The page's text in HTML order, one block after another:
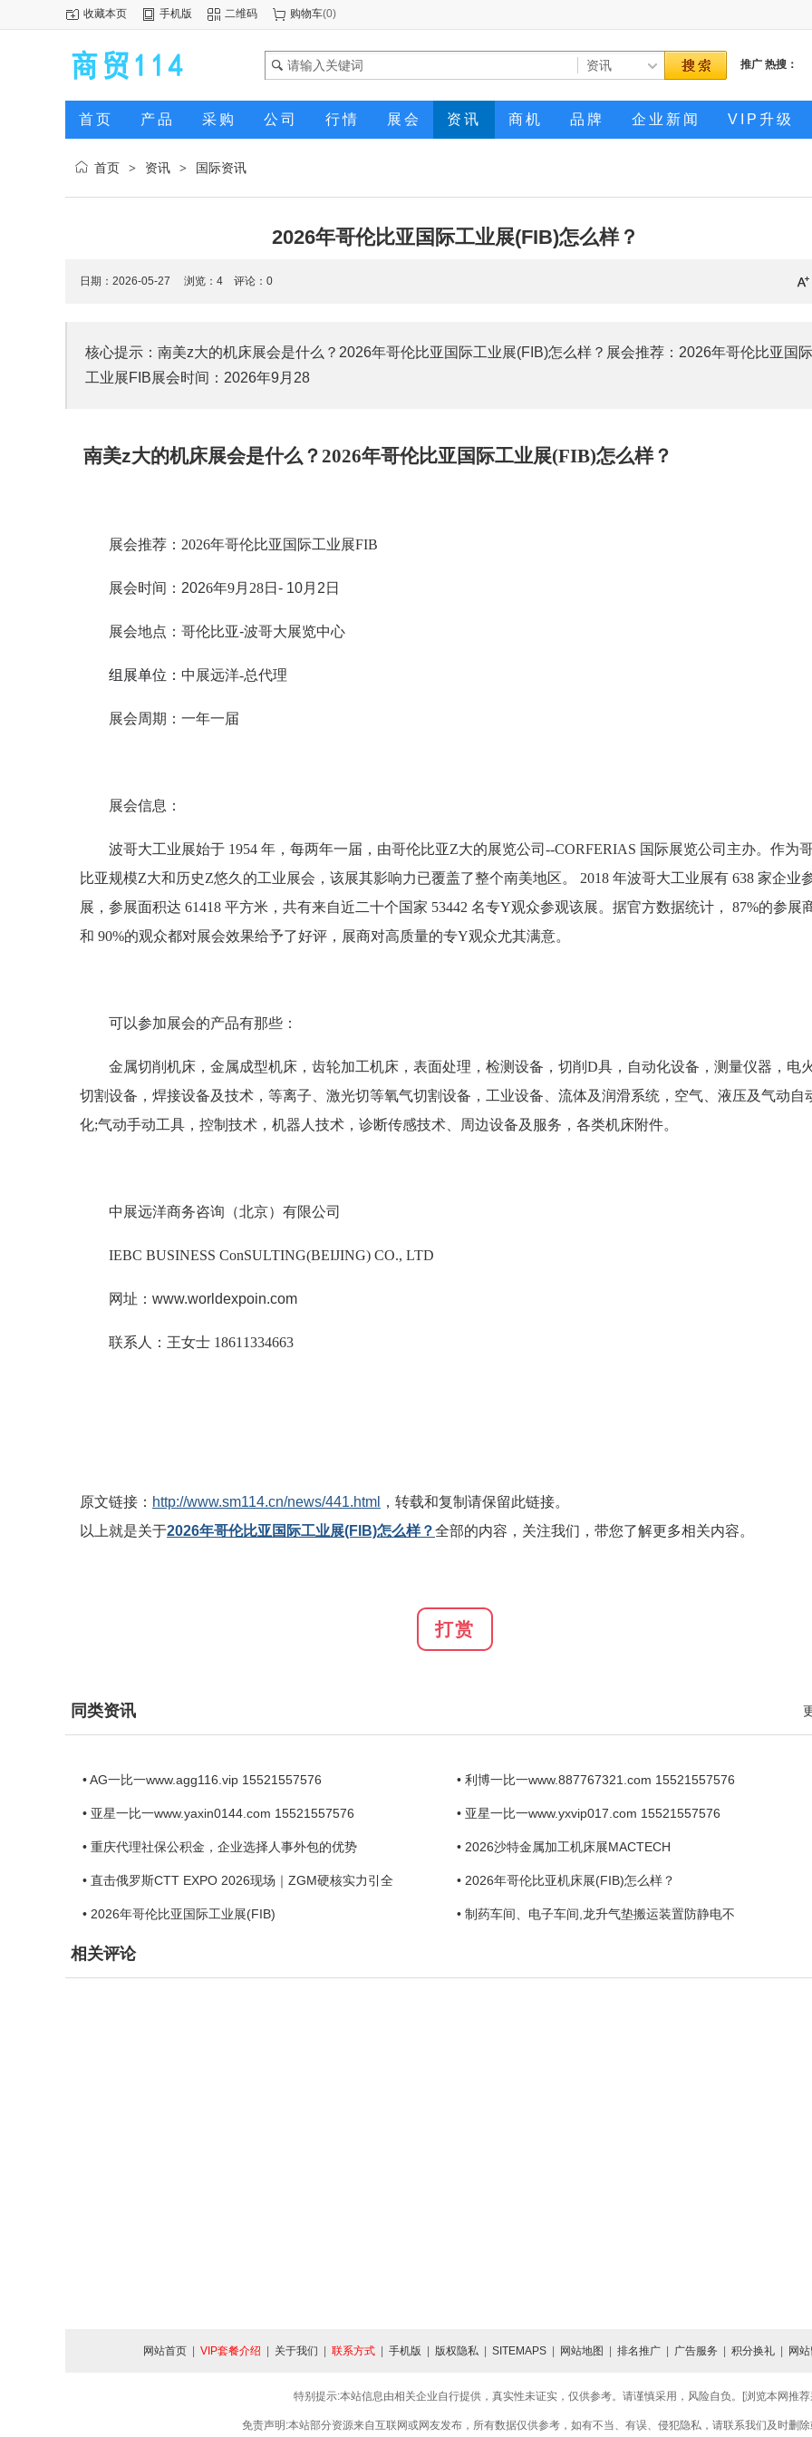
收藏本页 手机版 二维码 购物车(0)
推广 热搜：
首页 产品 采购 公司 行情 展会 资讯 商机 品牌 企业新闻 VIP升级
首页 > 资讯 > 国际资讯
2026年哥伦比亚国际工业展(FIB)怎么样？
日期：2026-05-27 浏览： 4 评论：0
核心提示：南美z大的机床展会是什么？2026年哥伦比亚国际工业展(FIB)怎么样？展会推荐：2026年哥伦比亚国际
工业展FIB展会时间：2026年9月28
南美z大的机床展会是什么？2026年哥伦比亚国际工业展(FIB)怎么样？
展会推荐： 2026年哥伦比亚国际工业展FIB
展会时间： 2026年9月 28日 - 10月2 日
展会地点： 哥伦比亚-波哥大展览中心
组展单位： 中展远洋-总代理
展会周期： 一年一届
展会信息 ：
波哥大工业展始于 1954 年，每两年一届，由哥伦比亚Z大的展览公司 --CORFERIAS 国际展览公司主办。作为
比亚规模Z大和历史Z悠久的工业展会，该展其影响力已覆盖了整个南美地区。
2018 年波哥大工业展有 638 家企业
展，参展面积达 61418 平方米，共有来自近二十个国家 53442 名专Y观众参观该展。据官方数据统计，
87%的参展
和 90%的观众都对展会效果给予了好评，展商对高质量的专Y观众尤其满意。
可以参加展会的产品有那些：
金属切削机床，金属成型机床，齿轮加工机床，表面处理，检测设备，切削 D具，自动化设备，测量仪器，电
切割设备，焊接设备及技术，等离子、激光切等氧气切割设备，工业设备、流体及润滑系统，空气、液压及气动自
化;气动手动工具，控制技术，机器人技术，诊断传感技术、周边设备及服务，各类机床附件。
中展远洋商务咨询（北京）有限公司
IEBC BUSINESS ConSULTING(BEIJING) CO., LTD
网址 ： www.worldexpoin.com
联系人：王女士 18611334663
原文链接： http://www.sm114.cn/news/441.html
，转载和复制请保留此链接。
以上就是关于2026年哥伦比亚国际工业展(FIB)怎么样？全部的内容，关注我们，带您了解更多相关内容。
打赏
同类资讯
• AG一比一www.agg116.vip 15521557576 • 利博一比一www.887767321.com 15521557576
• 亚星一比一www.yaxin0144.com 15521557576 • 亚星一比一www.yxvip017.com 15521557576
• 重庆代理社保公积金，企业选择人事外包的优势 • 2026沙特金属加工机床展MACTECH
• 直击俄罗斯CTT EXPO 2026现场｜ZGM硬核实力引全 • 2026年哥伦比亚机床展(FIB)怎么样？
• 2026年哥伦比亚国际工业展(FIB) • 制药车间、电子车间,龙升气垫搬运装置防静电不
相关评论
网站首页 VIP套餐介绍 关于我们 联系方式 手机版 版权隐私 SITEMAPS 网站地图 排名推广 广告服务 积分换礼 网
特别提示:本站信息由相关企业自行提供，真实性未证实，仅供参考。请谨慎采用，风险自负。[浏览本网推
免责声明:本站部分资源来自互联网或网友发布，所有数据仅供参考，如有不当、有误、侵犯隐私，请联系我们及时删